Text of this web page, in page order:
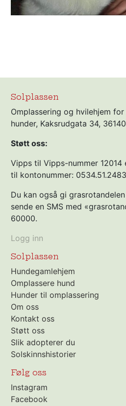
Solplassen
Omplassering og hvilehjem
hunder, Kaksrudgata 34,
Støtt oss:
Vipps til Vipps-nummer
til kontonummer:
Du kan også gi
sende en SMS med
60000.
Logg inn
Solplassen
Hundegamlehjem
Omplassere hund
Hunder til omplassering
Om oss
Kontakt oss
Støtt oss
Slik adopterer du
Solskinnshistorier
Følg oss
Instagram
Facebook